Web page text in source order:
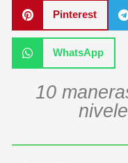
Pinterest
WhatsApp
10